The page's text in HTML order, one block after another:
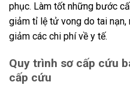
phục. Làm tốt những bước
giảm tỉ lệ tử vong do tai
giảm các chi phí về y tế.
Quy trình sơ cấp cứu
cấp cứu